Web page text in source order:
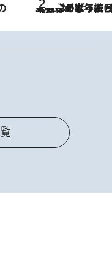
2026.8.3
【自作のダイエットノートは攻略本】ダイエットが「苦しいもの」ではなくなった日。50代フードライターが半年続けられた理由は“楽しむこと”